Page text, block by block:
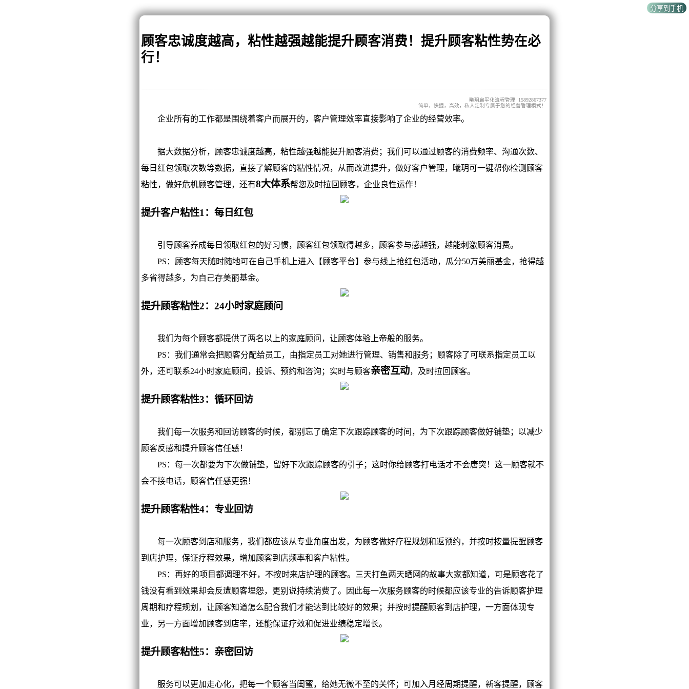
顾客忠诚度越高，粘性越强越能提升顾客消费！提升顾客粘性势在必
行！
曦玥扁平化流程管理 15892867377
简单，快捷，高效，私人定制专属于您的经营管理模式！
企业所有的工作都是围绕着客户而展开的，客户管理效率直接影响了企业的经营效率。
据大数据分析，顾客忠诚度越高，粘性越强越能提升顾客消费；我们可以通过顾客的消费频率、沟通次数、
每日红包领取次数等数据，直接了解顾客的粘性情况，从而改进提升，做好客户管理，曦玥可一键帮你检测顾客
粘性，做好危机顾客管理，还有8大体系帮您及时拉回顾客，企业良性运作！
提升客户粘性1：每日红包
引导顾客养成每日领取红包的好习惯，顾客红包领取得越多，顾客参与感越强，越能刺激顾客消费。
PS：顾客每天随时随地可在自己手机上进入【顾客平台】参与线上抢红包活动，瓜分50万美丽基金，抢得越
多省得越多，为自己存美丽基金。
提升顾客粘性2：24小时家庭顾问
我们为每个顾客都提供了两名以上的家庭顾问，让顾客体验上帝般的服务。
PS：我们通常会把顾客分配给员工，由指定员工对她进行管理、销售和服务；顾客除了可联系指定员工以
外，还可联系24小时家庭顾问，投诉、预约和咨询；实时与顾客亲密互动，及时拉回顾客。
提升顾客粘性3：循环回访
我们每一次服务和回访顾客的时候，都别忘了确定下次跟踪顾客的时间，为下次跟踪顾客做好铺垫；以减少
顾客反感和提升顾客信任感！
PS：每一次都要为下次做铺垫，留好下次跟踪顾客的引子；这时你给顾客打电话才不会唐突！这一顾客就不
会不接电话，顾客信任感更强！
提升顾客粘性4：专业回访
每一次顾客到店和服务，我们都应该从专业角度出发，为顾客做好疗程规划和返预约，并按时按量提醒顾客
到店护理，保证疗程效果，增加顾客到店频率和客户粘性。
PS：再好的项目都调理不好，不按时来店护理的顾客。三天打鱼两天晒网的故事大家都知道，可是顾客花了
钱没有看到效果却会反遭顾客埋怨，更别说持续消费了。因此每一次服务顾客的时候都应该专业的告诉顾客护理
周期和疗程规划，让顾客知道怎么配合我们才能达到比较好的效果；并按时提醒顾客到店护理，一方面体现专
业，另一方面增加顾客到店率，还能保证疗效和促进业绩稳定增长。
提升顾客粘性5：亲密回访
服务可以更加走心化，把每一个顾客当闺蜜，给她无微不至的关怀；可加入月经周期提醒，新客提醒，顾客